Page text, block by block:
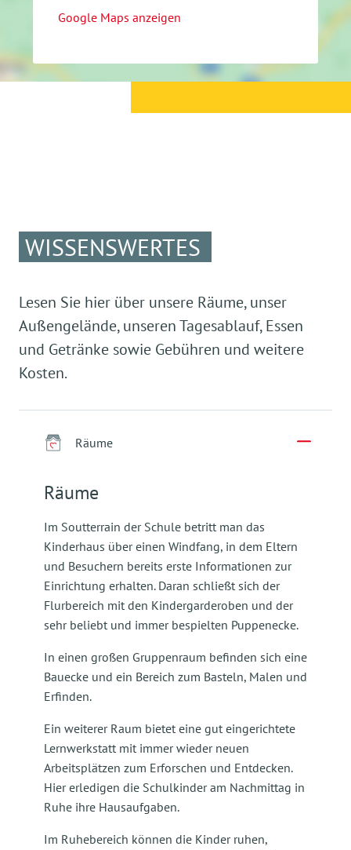
Google Maps anzeigen
WISSENSWERTES
Lesen Sie hier über unsere Räume, unser
Außengelände, unseren Tagesablauf, Essen
und Getränke sowie Gebühren und weitere
Kosten.
Räume
Räume
Im Soutterrain der Schule betritt man das
Kinderhaus über einen Windfang, in dem Eltern
und Besuchern bereits erste Informationen zur
Einrichtung erhalten. Daran schließt sich der
Flurbereich mit den Kindergarderoben und der
sehr beliebt und immer bespielten Puppenecke.
In einen großen Gruppenraum befinden sich eine
Bauecke und ein Bereich zum Basteln, Malen und
Erfinden.
Ein weiterer Raum bietet eine gut eingerichtete
Lernwerkstatt mit immer wieder neuen
Arbeitsplätzen zum Erforschen und Entdecken.
Hier erledigen die Schulkinder am Nachmittag in
Ruhe ihre Hausaufgaben.
Im Ruhebereich können die Kinder ruhen,